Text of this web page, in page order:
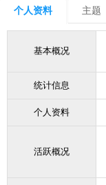
个人资料 主题
基本概况
统计信息
个人资料
活跃概况